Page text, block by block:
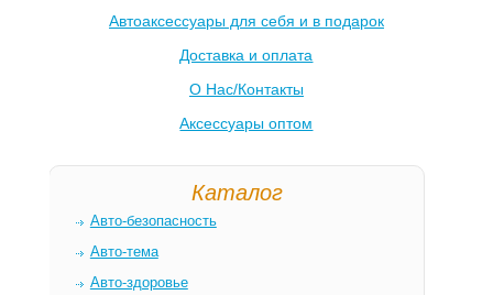
Автоаксессуары для себя и в подарок
Доставка и оплата
О Нас/Контакты
Аксессуары оптом
Каталог
Авто-безопасность
Авто-тема
Авто-здоровье